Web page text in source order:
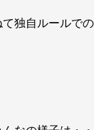
独自ルールで